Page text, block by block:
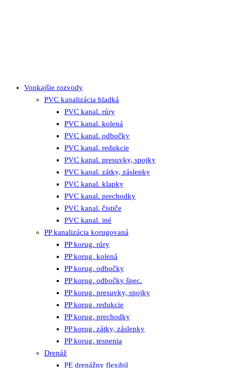
Vonkajšie rozvody
PVC kanalizácia hladká
PVC kanal. rúry
PVC kanal. kolená
PVC kanal. odbočky
PVC kanal. redukcie
PVC kanal. presuvky, spojky
PVC kanal. zátky, záslepky
PVC kanal. klapky
PVC kanal. prechodky
PVC kanal. čističe
PVC kanal. iné
PP kanalizácia korugovaná
PP korug. rúry
PP korug. kolená
PP korug. odbočky
PP korug. odbočky špec.
PP korug. presuvky, spojky
PP korug. redukcie
PP korug. prechodky
PP korug. zátky, záslepky
PP korug. tesnenia
Drenáž
PE drenážny flexibil